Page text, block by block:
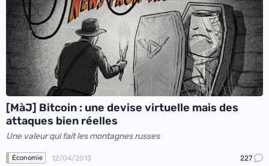
[MàJ] Bitcoin : une devise virtuelle mais des
attaques bien réelles
Une valeur qui fait les montagnes russes
Économie 12/04/2013 227